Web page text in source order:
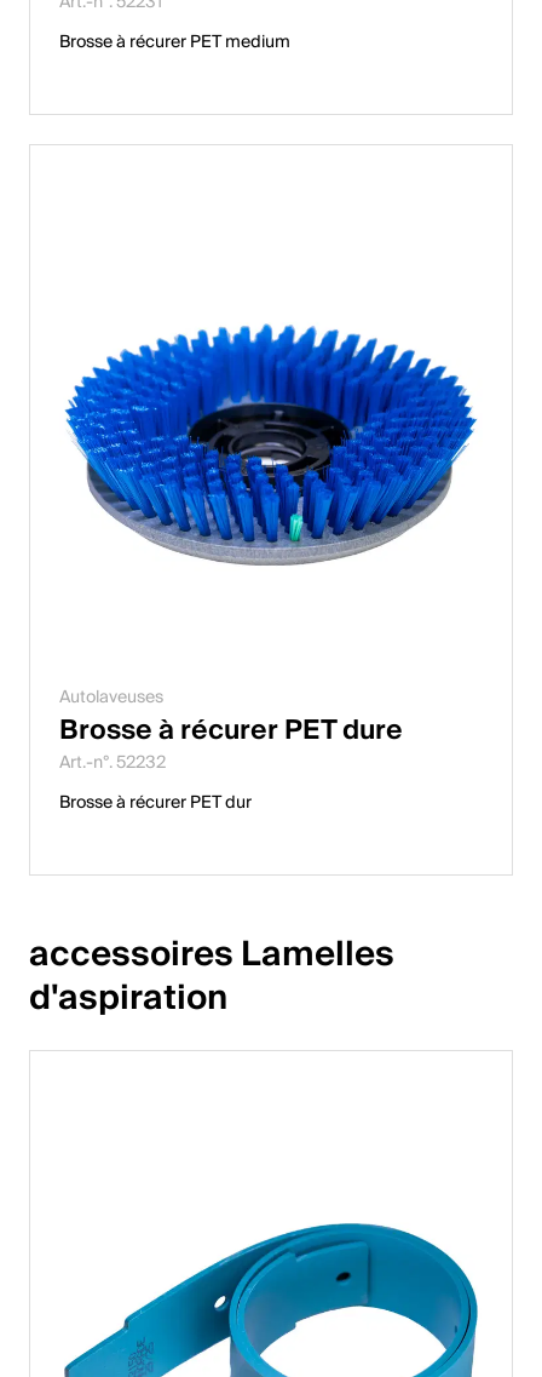
Brosse à récurer PET medium
Autolaveuses
Brosse à récurer PET dure
Art.-n°. 52232
Brosse à récurer PET dur
accessoires Lamelles
d'aspiration